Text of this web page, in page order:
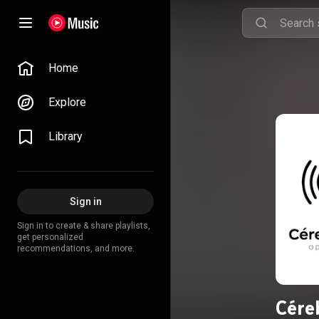
Home
Explore
Library
Sign in
Sign in to create & share playlists,
get personalized
recommendations, and more.